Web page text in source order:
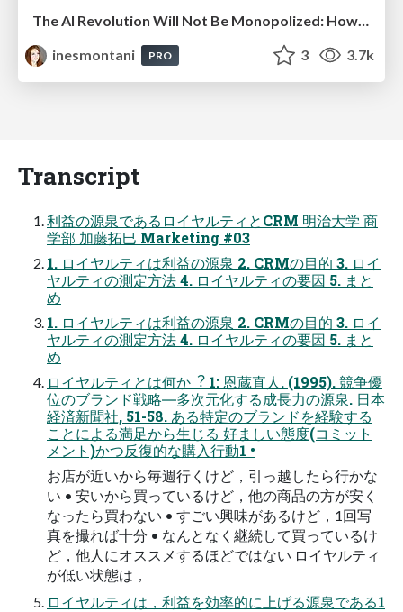
inesmontani
PRO 3 3.7k
Transcript
利益の源泉であるロイヤルティとCRM 明治⼤学 商
学部 加藤拓⺒ Marketing #03
1. ロイヤルティは利益の源泉 2. CRMの⽬的 3. ロイ
ヤルティの測定⽅法 4. ロイヤルティの要因 5. まと
め
1. ロイヤルティは利益の源泉 2. CRMの⽬的 3. ロイ
ヤルティの測定⽅法 4. ロイヤルティの要因 5. まと
め
ロイヤルティとは何か︖ 1: 恩蔵直⼈. (1995). 競争優
位のブランド戦略―多次元化する成⻑⼒の源泉. ⽇本
経済新聞社, 51-58. ある特定のブランドを経験する
ことによる満⾜から⽣じる 好ましい態度(コミット
メント)かつ反復的な購⼊⾏動1 •
お店が近いから毎週⾏くけど，引っ越したら⾏かな
い • 安いから買っているけど，他の商品の⽅が安く
なったら買わない • すごい興味があるけど，1回写
真を撮れば⼗分 • なんとなく継続して買っているけ
ど，他⼈にオススメするほどではない ロイヤルティ
が低い状態は，
ロイヤルティは，利益を効率的に上げる源泉である1